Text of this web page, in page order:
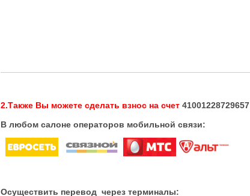
2.Также Вы можете сделать взнос на счет 41001228729657
В любом салоне операторов мобильной связи:
Осуществить перевод через терминалы: